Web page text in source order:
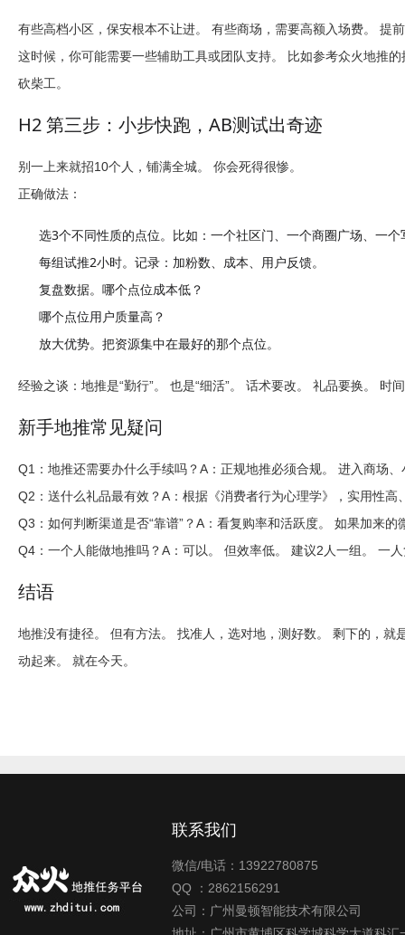
有些高档小区，保安根本不让进。 有些商场，需要高额入场费。 提
这时候，你可能需要一些辅助工具或团队支持。 比如参考众火地推的
砍柴工。
H2 第三步：小步快跑，AB测试出奇迹
别一上来就招10个人，铺满全城。 你会死得很惨。
正确做法：
选3个不同性质的点位。 比如：一个社区门、一个商圈广场、一个
每组试推2小时。 记录：加粉数、成本、用户反馈。
复盘数据。 哪个点位成本低？
哪个点位用户质量高？
放大优势。 把资源集中在最好的那个点位。
经验之谈： 地推是“勤行”。 也是“细活”。 话术要改。 礼品要换。
新手地推常见疑问
Q1：地推还需要办什么手续吗？A：正规地推必须合规。 进入商场
Q2：送什么礼品最有效？A：根据《消费者行为心理学》，实用性
Q3：如何判断渠道是否“靠谱”？A：看复购率和活跃度。 如果加来
Q4：一个人能做地推吗？A：可以。 但效率低。 建议2人一组。 一
结语
地推没有捷径。 但有方法。 找准人，选对地，测好数。 剩下的，
动起来。 就在今天。
联系我们
微信/电话：13922780875
QQ ：2862156291
公司：广州曼顿智能技术有限公司